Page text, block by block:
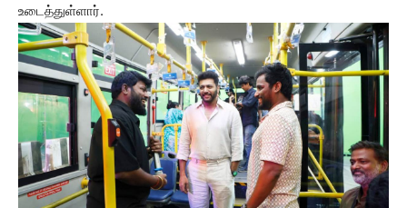
உடைத்துள்ளார்.